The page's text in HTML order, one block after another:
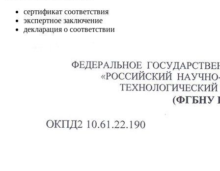
сертификат соответствия
экспертное заключение
декларация о соответствии